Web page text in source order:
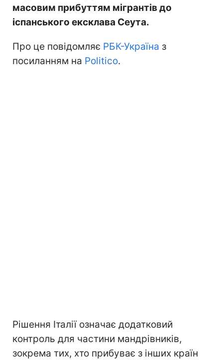
масовим прибуттям мігрантів до
іспанського ексклава Сеута.
Про це повідомляє РБК-Україна з
посиланням на Politico.
Рішення Італії означає додатковий
контроль для частини мандрівників,
зокрема тих, хто прибуває з інших країн